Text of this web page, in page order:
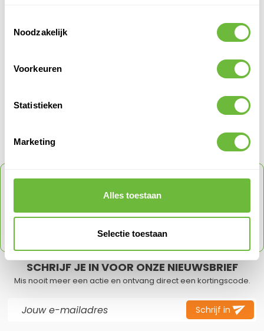
Noodzakelijk
Voorkeuren
Statistieken
Marketing
Alles toestaan
Selectie toestaan
PRODUCT QUESTIONS
Geen vragen
ONTVANG5% KORTINGOP JE VOLGENDE
ORDER
Schrijf je in voor onze nieuwsbrief en ontvang direct
met een max tot € 150
SCHRIJF JE IN VOOR ONZE NIEUWSBRIEF
Mis nooit meer een actie en ontvang direct een kortingscode.
Schrijf in